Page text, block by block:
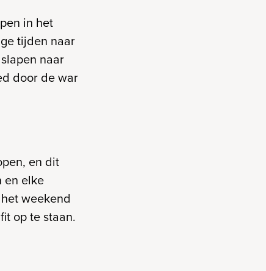
in het
tijden naar
naar
door de war
en dit
en elke
weekend
op te staan.